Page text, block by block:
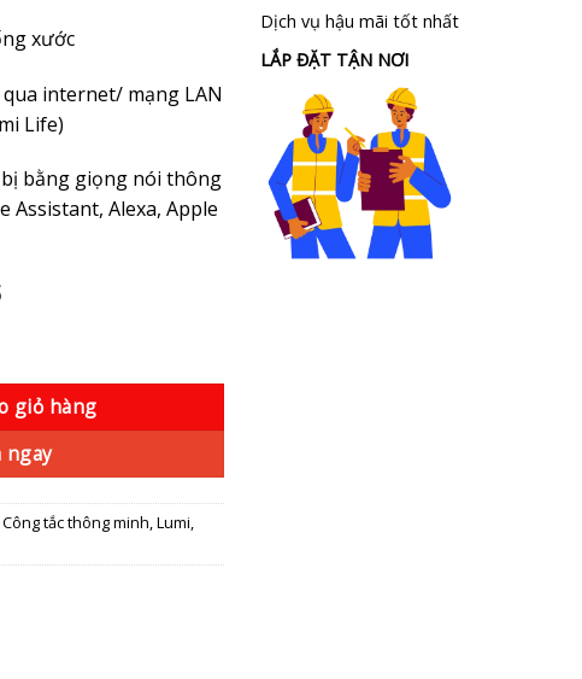
xước
internet/ mạng LAN
Life)
bằng giọng nói thông
Assistant, Alexa, Apple
giỏ hàng
ngay
Công tắc thông minh,Lumi,
Dịch vụ hậu mãi tốt nhất
LẮP ĐẶT TẬN NƠI